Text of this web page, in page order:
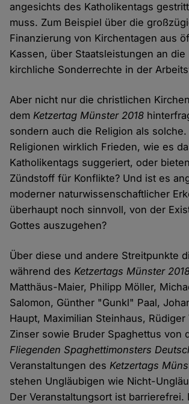
angesichts des Katholikentags
muss. Zum Beispiel über die
Finanzierung von Kirchentagen aus
Kassen, über Staatsleistungen an die
kirchliche Sonderrechte in der
Aber nicht nur die christlichen
demKetzertag Münster 2018
sondern auch die Religion als solche.
Religionen wirklich Frieden, wie es
Katholikentags suggeriert, oder
Zündstoff für Konflikte? Und ist es
moderner naturwissenschaftlicher
überhaupt noch sinnvoll, von der
Gottes auszugehen?
Über diese und andere Streitpunkte
während desKetzertags Münster
Matthäus-Maier, Philipp Möller,
Salomon, Günther "Gunkl" Paal,
Haupt, Maximilian Steinhaus, Rüdiger
Zinser sowie Bruder Spaghettus von
Fliegenden Spaghettimonsters
Veranstaltungen desKetzertags
stehen Ungläubigen wie Nicht-
Der Veranstaltungsort ist barrierefrei.